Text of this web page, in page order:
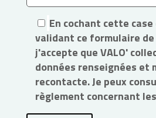
En cochant cette
validant ce formulaire
j'accepte que VALO'
données renseignées et
recontacte. Je peux
règlement concernant